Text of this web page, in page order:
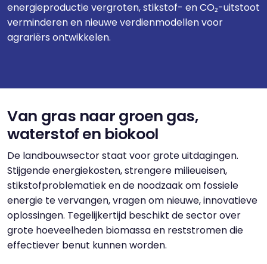
energieproductie vergroten, stikstof- en CO₂-uitstoot
verminderen en nieuwe verdienmodellen voor
agrariërs ontwikkelen.
Van gras naar groen gas,
waterstof en biokool
De landbouwsector staat voor grote uitdagingen.
Stijgende energiekosten, strengere milieueisen,
stikstofproblematiek en de noodzaak om fossiele
energie te vervangen, vragen om nieuwe, innovatieve
oplossingen. Tegelijkertijd beschikt de sector over
grote hoeveelheden biomassa en reststromen die
effectiever benut kunnen worden.